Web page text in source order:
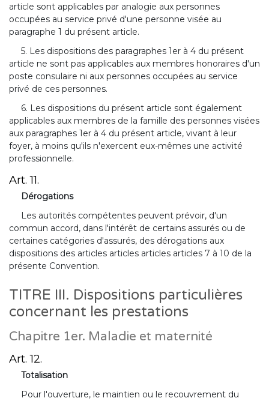
article sont applicables par analogie aux personnes
occupées au service privé d'une personne visée au
paragraphe 1 du présent article.
5. Les dispositions des paragraphes 1er à 4 du présent
article ne sont pas applicables aux membres honoraires d'un
poste consulaire ni aux personnes occupées au service
privé de ces personnes.
6. Les dispositions du présent article sont également
applicables aux membres de la famille des personnes visées
aux paragraphes 1er à 4 du présent article, vivant à leur
foyer, à moins qu'ils n'exercent eux-mêmes une activité
professionnelle.
Art. 11.
Dérogations
Les autorités compétentes peuvent prévoir, d'un
commun accord, dans l'intérêt de certains assurés ou de
certaines catégories d'assurés, des dérogations aux
dispositions des articles articles articles articles 7 à 10 de la
présente Convention.
TITRE III. Dispositions particulières
concernant les prestations
Chapitre 1er. Maladie et maternité
Art. 12.
Totalisation
Pour l'ouverture, le maintien ou le recouvrement du